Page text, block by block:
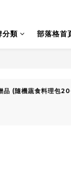
分類 部落格首
品 (隨機蔬食料理包